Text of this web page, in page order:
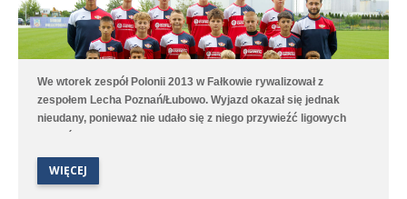
We wtorek zespół Polonii 2013 w Fałkowie rywalizował z
zespołem Lecha Poznań/Łubowo. Wyjazd okazał się jednak
nieudany, ponieważ nie udało się z niego przywieźć ligowych
minucie gry.
WIĘCEJ